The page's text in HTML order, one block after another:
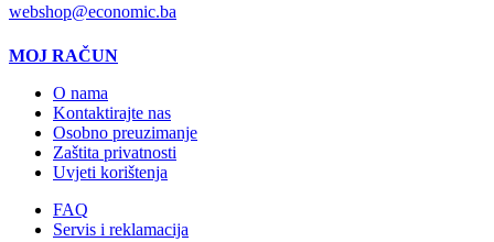
webshop@economic.ba
MOJ RAČUN
O nama
Kontaktirajte nas
Osobno preuzimanje
Zaštita privatnosti
Uvjeti korištenja
FAQ
Servis i reklamacija